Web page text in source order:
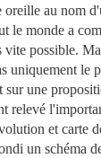
oreille au nom
le monde a
possible.
uniquement le
sur une
relevé
et carte
un schéma